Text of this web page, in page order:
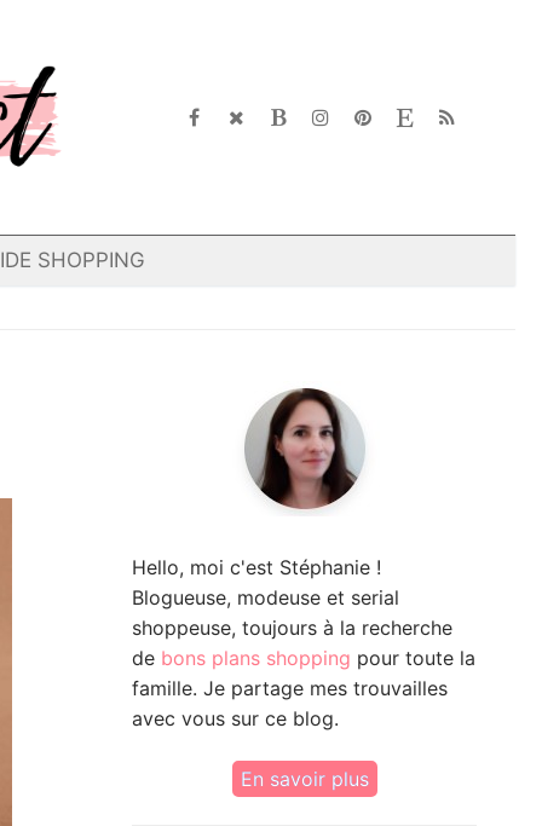
SHOPPING
Hello, moi c'est Stéphanie !
Blogueuse, modeuse et serial
shoppeuse, toujours à la recherche
de bons plans shopping pour toute la
famille. Je partage mes trouvailles
avec vous sur ce blog.
En savoir plus